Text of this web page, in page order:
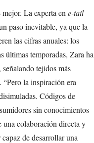
La experta en e-tail
paso inevitable, ya que la
las cifras anuales: los
últimas temporadas, Zara ha
tejidos más
“Pero la inspiración era
Códigos de
sin conocimientos
una colaboración directa y
de desarrollar una